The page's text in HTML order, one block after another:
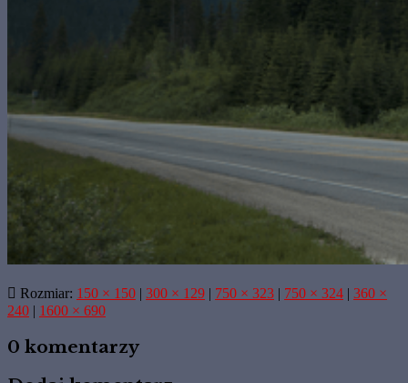
Rozmiar: 150 × 150 | 300 × 129 | 750 × 323 | 750 × 324 | 360 ×
240 | 1600 × 690
0 komentarzy